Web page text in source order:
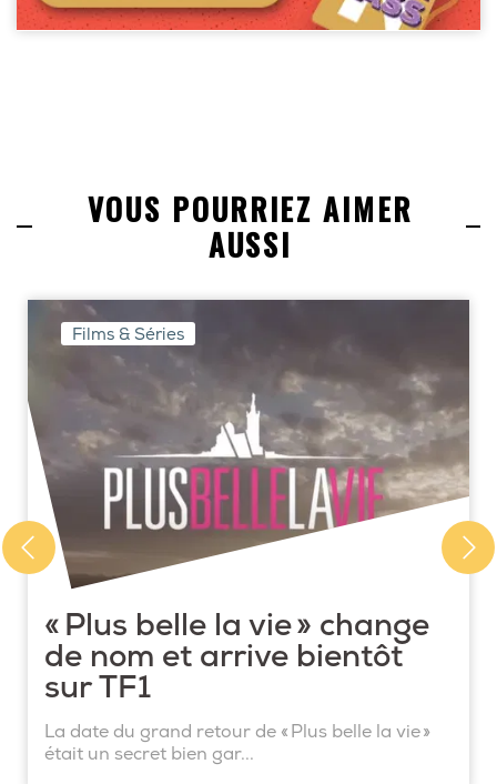
VOUS POURRIEZ AIMER
AUSSI
Films & Séries
« Plus belle la vie » change
de nom et arrive bientôt
sur TF1
La date du grand retour de « Plus belle la vie »
était un secret bien gar...